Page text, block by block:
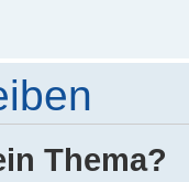
Thema?